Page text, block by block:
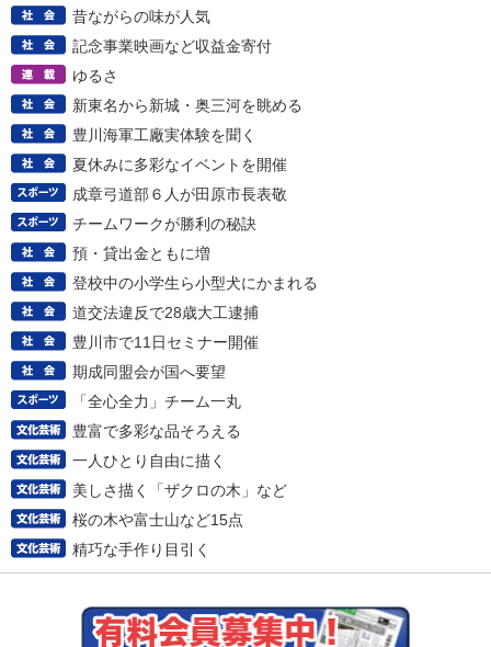
昔ながらの味が人気
記念事業映画など収益金寄付
ゆるさ
新東名から新城・奥三河を眺める
豊川海軍工廠実体験を聞く
夏休みに多彩なイベントを開催
成章弓道部６人が田原市長表敬
チームワークが勝利の秘訣
預・貸出金ともに増
登校中の小学生ら小型犬にかまれる
道交法違反で28歳大工逮捕
豊川市で11日セミナー開催
期成同盟会が国へ要望
「全心全力」チーム一丸
豊富で多彩な品そろえる
一人ひとり自由に描く
美しさ描く「ザクロの木」など
桜の木や富士山など15点
精巧な手作り目引く